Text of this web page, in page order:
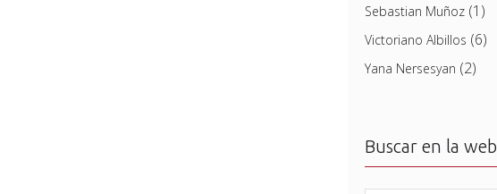
Sebastian Muñoz(1)
Victoriano Albillos (6)
Yana Nersesyan (2)
Buscar en la web